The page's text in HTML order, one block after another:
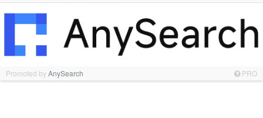
Promoted byAnySearch PRO